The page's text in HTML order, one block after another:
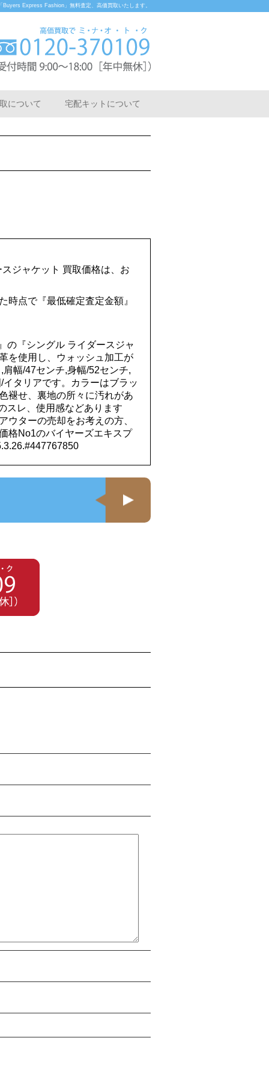
Express Fashion」無料査定、高価買取いたします。
について 宅配キットについて
ジャケット 買取価格は、お
点で『最低確定査定金額』
の『シングル ライダースジャ
を使用し、ウォッシュ加工が
幅/47センチ,身幅/52センチ,
タリアです。カラーはブラッ
褪せ、裏地の所々に汚れがあ
スレ、使用感などあります
ウターの売却をお考えの方、
格No1のバイヤーズエキスプ